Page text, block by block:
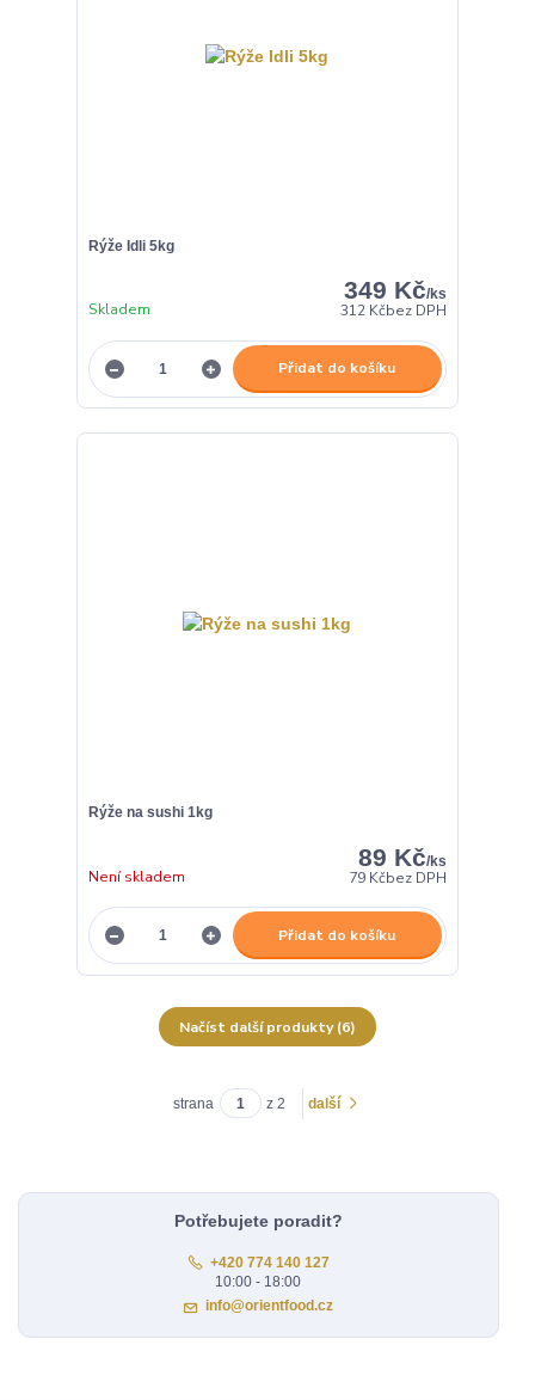
Rýže Idli 5kg
349 Kč/ks
312 Kčbez DPH
Skladem
Přidat do košíku
Rýže na sushi 1kg
89 Kč/ks
79 Kčbez DPH
Není skladem
Přidat do košíku
Načíst další produkty (6)
strana z 2 další
Potřebujete poradit?
+420 774 140 127
10:00 - 18:00
info@orientfood.cz